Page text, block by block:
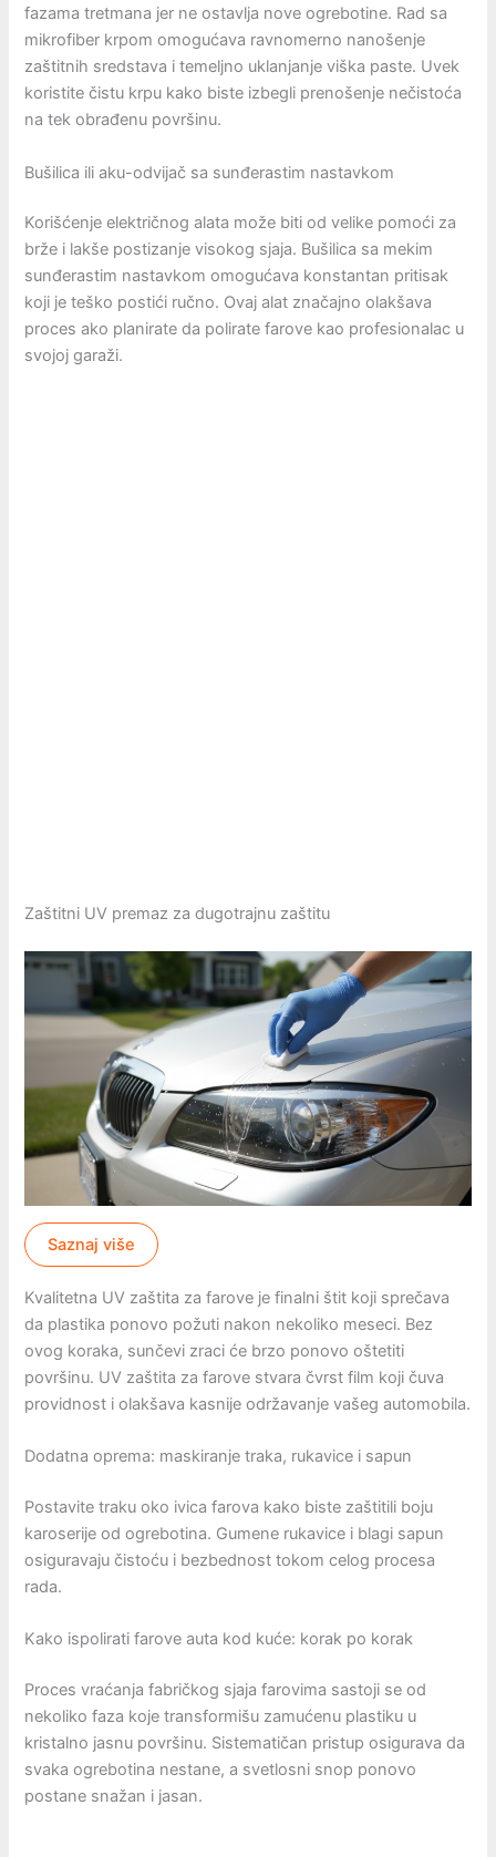
fazama tretmana jer ne ostavlja nove ogrebotine. Rad sa
mikrofiber krpom omogućava ravnomerno nanošenje
zaštitnih sredstava i temeljno uklanjanje viška paste. Uvek
koristite čistu krpu kako biste izbegli prenošenje nečistoća
na tek obrađenu površinu.
Bušilica ili aku-odvijač sa sunđerastim nastavkom
Korišćenje električnog alata može biti od velike pomoći za
brže i lakše postizanje visokog sjaja. Bušilica sa mekim
sunđerastim nastavkom omogućava konstantan pritisak
koji je teško postići ručno. Ovaj alat značajno olakšava
proces ako planirate da polirate farove kao profesionalac u
svojoj garaži.
Zaštitni UV premaz za dugotrajnu zaštitu
Saznaj više
Kvalitetna UV zaštita za farove je finalni štit koji sprečava
da plastika ponovo požuti nakon nekoliko meseci. Bez
ovog koraka, sunčevi zraci će brzo ponovo oštetiti
površinu. UV zaštita za farove stvara čvrst film koji čuva
providnost i olakšava kasnije održavanje vašeg automobila.
Dodatna oprema: maskiranje traka, rukavice i sapun
Postavite traku oko ivica farova kako biste zaštitili boju
karoserije od ogrebotina. Gumene rukavice i blagi sapun
osiguravaju čistoću i bezbednost tokom celog procesa
rada.
Kako ispolirati farove auta kod kuće: korak po korak
Proces vraćanja fabričkog sjaja farovima sastoji se od
nekoliko faza koje transformišu zamućenu plastiku u
kristalno jasnu površinu. Sistematičan pristup osigurava da
svaka ogrebotina nestane, a svetlosni snop ponovo
postane snažan i jasan.